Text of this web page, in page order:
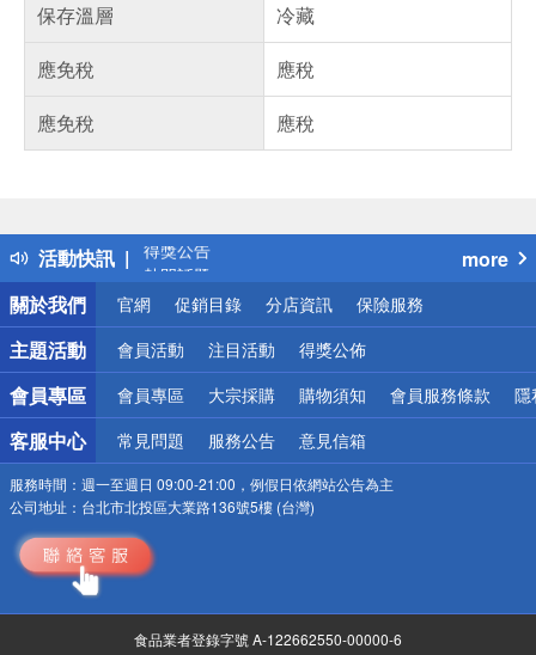
保存溫層
冷藏
應免稅
應稅
應免稅
應稅
活動快訊
得獎公告
熱門話題
銀行優惠
偏遠地區配送
詐騙網頁！請小心！
more
關於我們
官網 促銷目錄 分店資訊 保險服務
主題活動 會員活動 注目活動 得獎公佈
會員專區 會員專區 大宗採購 購物須知 會員服務條款 隱
客服中心 常見問題 服務公告 意見信箱
服務時間： 週一至週日 09:00-21:00，例假日依網站公告為主
公司地址： 台北市北投區大業路136號5樓 (台灣)
食品業者登錄字號 A-122662550-00000-6